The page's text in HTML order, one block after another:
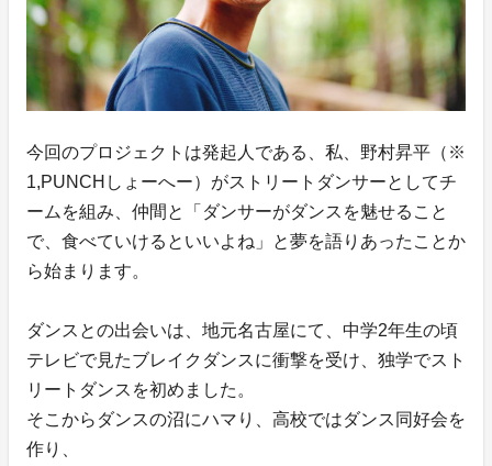
今回のプロジェクトは発起人である、私、野村昇平（※
1,PUNCHしょーへー）がストリートダンサーとしてチ
ームを組み、仲間と「ダンサーがダンスを魅せること
で、食べていけるといいよね」と夢を語りあったことか
ら始まります。
ダンスとの出会いは、地元名古屋にて、中学2年生の頃
テレビで見たブレイクダンスに衝撃を受け、独学でスト
リートダンスを初めました。
そこからダンスの沼にハマり、高校ではダンス同好会を
作り、